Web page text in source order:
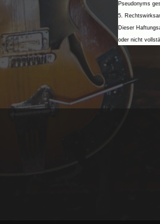
Pseudonyms
5.
Dieser
oder nicht